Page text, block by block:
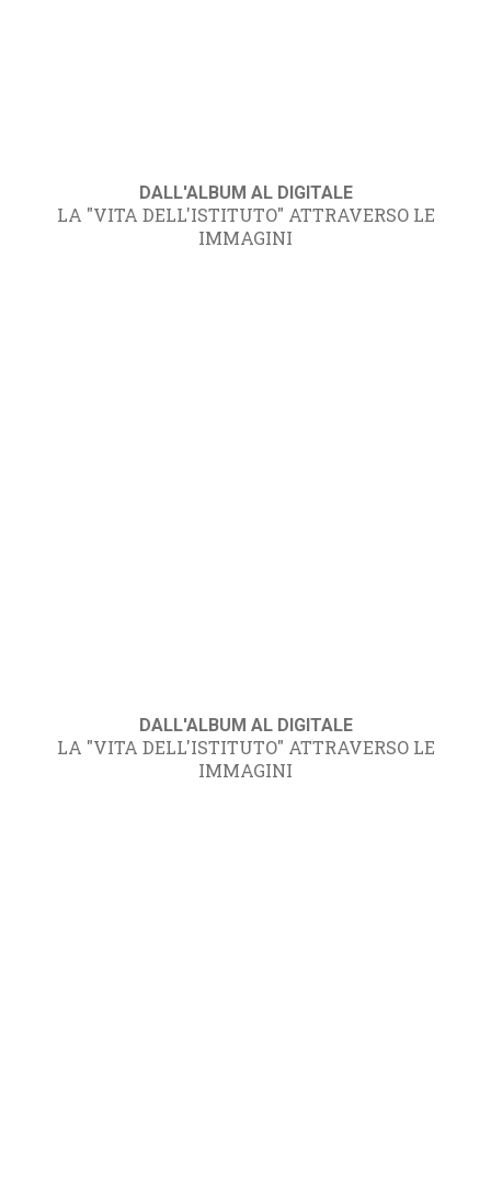
DALL'ALBUM AL DIGITALE
LA "VITA DELL'ISTITUTO" ATTRAVERSO LE
IMMAGINI
DALL'ALBUM AL DIGITALE
LA "VITA DELL'ISTITUTO" ATTRAVERSO LE
IMMAGINI